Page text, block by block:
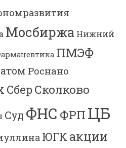
Мосбиржа Нижний
ПМЭФ
Роснано
Сбер Сколково
Суд ФНС ФРП ЦБ
ЮГК акции